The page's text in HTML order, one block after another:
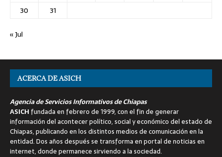
30
31
« Jul
ACERCA DE ASICH
Agencia de Servicios Informativos de Chiapas
ASICH fundada en febrero de 1999, con el fin de generar
información del acontecer político, social y económico del estado de
Chiapas, publicando en los distintos medios de comunicación en la
entidad. Dos años después se transforma en portal de noticias en
internet, donde permanece sirviendo a la sociedad.